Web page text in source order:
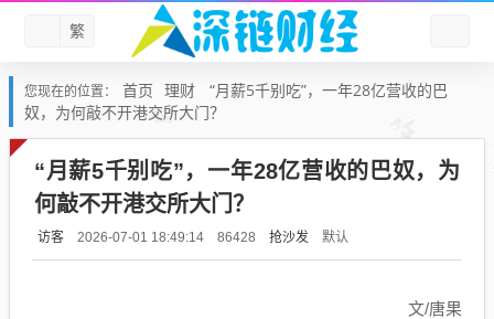
繁
您现在的位置： 首页 理财
“月薪5千别吃”，一年28亿营收的巴
奴，为何敲不开港交所大门？
“月薪5千别吃”，一年28亿营收的巴奴，为
何敲不开港交所大门？
访客 2026-07-01 18:49:14 86428 抢沙发 默认
文/唐果